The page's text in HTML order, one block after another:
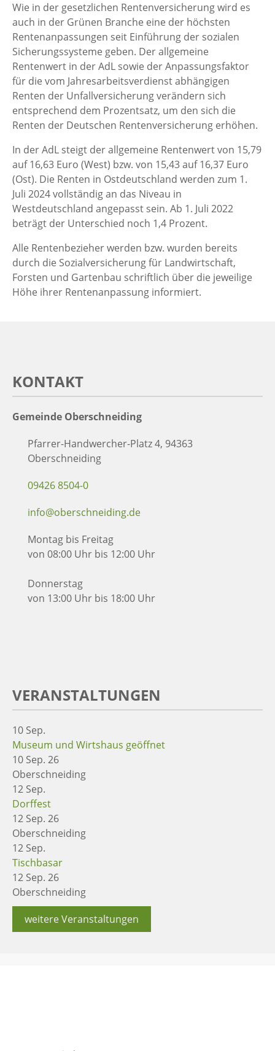
Wie in der gesetzlichen Rentenversicherung wird es
auch in der Grünen Branche eine der höchsten
Rentenanpassungen seit Einführung der sozialen
Sicherungssysteme geben. Der allgemeine
Rentenwert in der AdL sowie der Anpassungsfaktor
für die vom Jahresarbeitsverdienst abhängigen
Renten der Unfallversicherung verändern sich
entsprechend dem Prozentsatz, um den sich die
Renten der Deutschen Rentenversicherung erhöhen.
In der AdL steigt der allgemeine Rentenwert von 15,79
auf 16,63 Euro (West) bzw. von 15,43 auf 16,37 Euro
(Ost). Die Renten in Ostdeutschland werden zum 1.
Juli 2024 vollständig an das Niveau in
Westdeutschland angepasst sein. Ab 1. Juli 2022
beträgt der Unterschied noch 1,4 Prozent.
Alle Rentenbezieher werden bzw. wurden bereits
durch die Sozialversicherung für Landwirtschaft,
Forsten und Gartenbau schriftlich über die jeweilige
Höhe ihrer Rentenanpassung informiert.
KONTAKT
Gemeinde Oberschneiding
Pfarrer-Handwercher-Platz 4, 94363
Oberschneiding
09426 8504-0
info@oberschneiding.de
Montag bis Freitag
von 08:00 Uhr bis 12:00 Uhr
Donnerstag
von 13:00 Uhr bis 18:00 Uhr
VERANSTALTUNGEN
10 Sep.
Museum und Wirtshaus geöffnet
10 Sep. 26
Oberschneiding
12 Sep.
Dorffest
12 Sep. 26
Oberschneiding
12 Sep.
Tischbasar
12 Sep. 26
Oberschneiding
weitere Veranstaltungen